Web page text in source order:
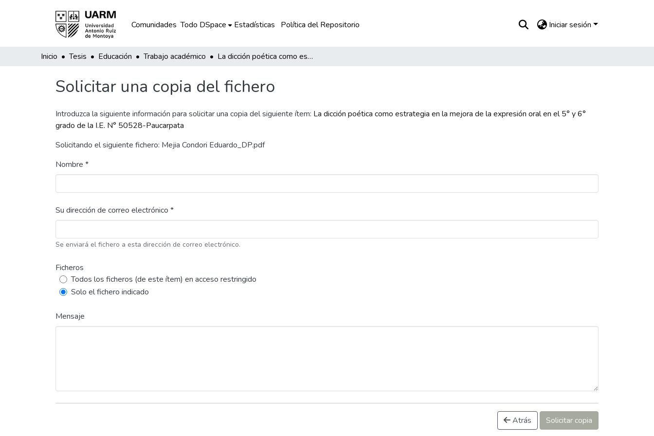
Comunidades Todo DSpace Estadísticas Política del Repositorio Iniciar sesión
Inicio Tesis Educación Trabajo académico La dicción poética como estrategia en la mejora de la expresión oral en el 5° y 6° grado de la I.E. N° 50528-Paucarpata
Solicitar una copia del fichero
Introduzca la siguiente información para solicitar una copia del siguiente ítem: La dicción poética como estrategia en la mejora de la expresión oral en el 5° y 6°
grado de la I.E. N° 50528-Paucarpata
Solicitando el siguiente fichero: Mejia Condori Eduardo_DP.pdf
Nombre *
Su dirección de correo electrónico *
Se enviará el fichero a esta dirección de correo electrónico.
Ficheros
Todos los ficheros (de este ítem) en acceso restringido
Solo el fichero indicado
Mensaje
Atrás Solicitar copia